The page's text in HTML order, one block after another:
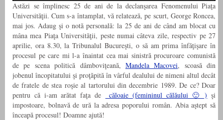
Astăzi se împlinesc 25 de ani de la declanşarea Fenomenului Piaţa
Universităţii. Cum s-a întamplat, vă relatează, pe scurt, George Roncea,
mai jos. Adaug şi o notă personală: la 25 de ani de când am blocat cu
mâna mea Piaţa Universităţii, peste numai câteva zile, respectiv pe 27
aprilie, ora 8.30, la Tribunalul Bucureşti, o să am prima înfăţişare în
procesul pe care mi l-a înaintat cea mai sinistră procuroare comunistă
de pe scena politică dâmboviţeană, Mandela Macovei, scoasă din
jobenul încopitatului şi proţăpită în vârful dealului de nimeni altul decât
de fratele de stea roşie al tartorului din decembrie 1989. De ce? Doar
pentru că i-am arătat faţa de
căloaie (femininul călăului 🙂 ) şi
impostoare, bolnavă de ură la adresa poporului român. Abia aştept să
înceapă procesul! Doamne ajută!